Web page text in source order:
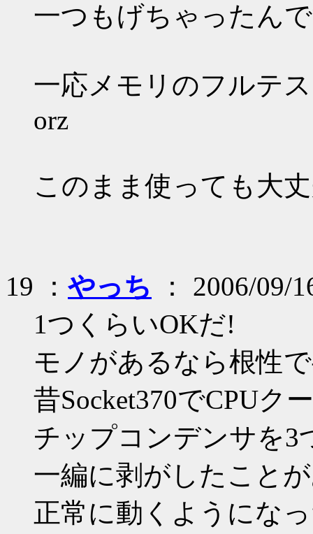
一つもげちゃったん
一応メモリのフルテ
orz
このまま使っても大
19 ： やっち ： 2006/09/
1つくらいOKだ!
モノがあるなら根性
昔Socket370でCPUク
チップコンデンサを3
一編に剥がしたこと
正常に動くようにな